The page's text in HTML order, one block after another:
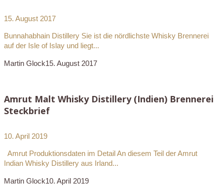
15. August 2017
Bunnahabhain Distillery Sie ist die nördlichste Whisky Brennerei
auf der Isle of Islay und liegt...
Martin Glock15. August 2017
Amrut Malt Whisky Distillery (Indien) Brennerei
Steckbrief
10. April 2019
Amrut Produktionsdaten im Detail An diesem Teil der Amrut
Indian Whisky Distillery aus Irland...
Martin Glock10. April 2019